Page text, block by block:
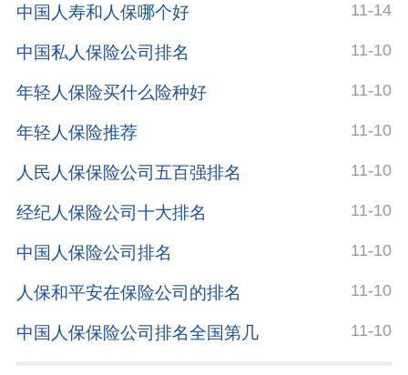
中国人寿和人保哪个好 11-14
中国私人保险公司排名 11-10
年轻人保险买什么险种好 11-10
年轻人保险推荐 11-10
人民人保保险公司五百强排名 11-10
经纪人保险公司十大排名 11-10
中国人保险公司排名 11-10
人保和平安在保险公司的排名 11-10
中国人保保险公司排名全国第几 11-10